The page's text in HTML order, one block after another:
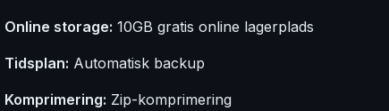
Online storage: 10GB gratis online lagerplads
Tidsplan: Automatisk backup
Komprimering: Zip-komprimering